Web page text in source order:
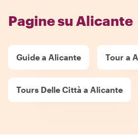
Pagine su Alicante
Guide a Alicante Tour a
Tours Delle Città a Alicante